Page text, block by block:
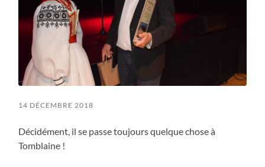
14 DÉCEMBRE 2018
Décidément, il se passe toujours quelque chose à
Tomblaine !